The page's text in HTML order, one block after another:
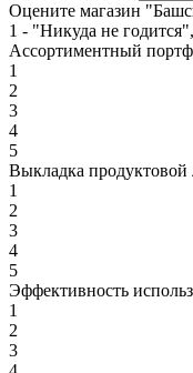
Оцените магазин
1 - "Никуда не
Ассортиментный
1
2
3
4
5
Выкладка продуктовой
1
2
3
4
5
Эффективность
1
2
3